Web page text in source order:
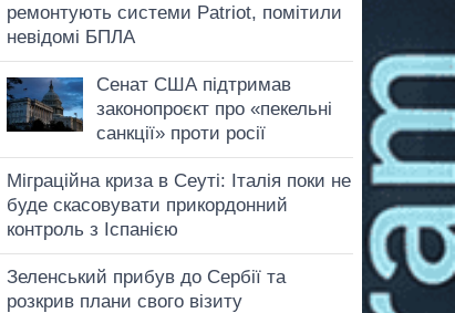
ремонтують системи Patriot, помітили
невідомі БПЛА
Сенат США підтримав
законопроєкт про «пекельні
санкції» проти росії
Міграційна криза в Сеуті: Італія поки не
буде скасовувати прикордонний
контроль з Іспанією
Зеленський прибув до Сербії та
розкрив плани свого візиту